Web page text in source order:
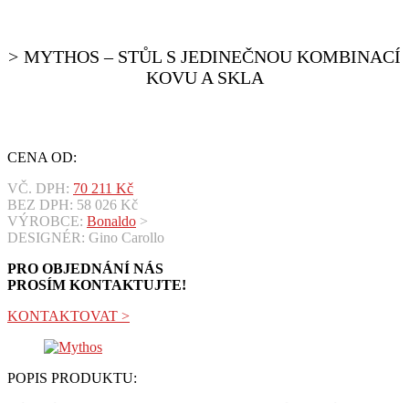
MYTHOS – STŮL S JEDINEČNOU KOMBINACÍ
KOVU A SKLA
CENA OD:
VČ. DPH: 70 211 Kč
BEZ DPH: 58 026 Kč
VÝROBCE: Bonaldo >
DESIGNÉR: Gino Carollo
PRO OBJEDNÁNÍ NÁS
PROSÍM KONTAKTUJTE!
KONTAKTOVAT >
POPIS PRODUKTU: